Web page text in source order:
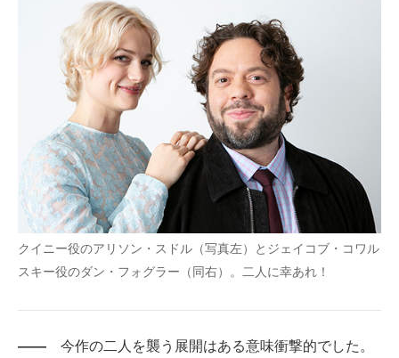
建設×テクノロジーの最前線
ちょっと気になるネットの話題
クイニー役のアリソン・スドル（写真左）とジェイコブ・コワル
スキー役のダン・フォグラー（同右）。二人に幸あれ！
―― 今作の二人を襲う展開はある意味衝撃的でした。